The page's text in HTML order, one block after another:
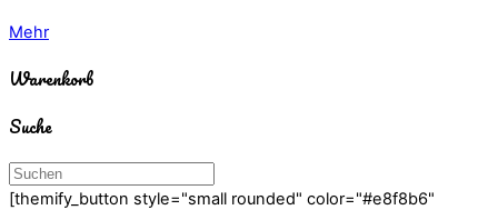
Mehr
Warenkorb
Suche
[themify_button style="small rounded" color="#e8f8b6"